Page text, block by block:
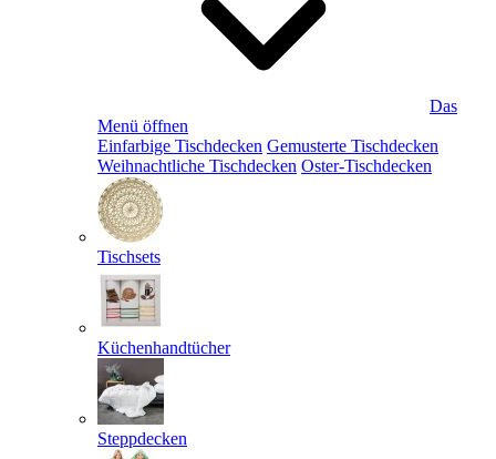
Das
Menü öffnen
Einfarbige Tischdecken Gemusterte Tischdecken
Weihnachtliche Tischdecken Oster-Tischdecken
Tischsets
Küchenhandtücher
Steppdecken